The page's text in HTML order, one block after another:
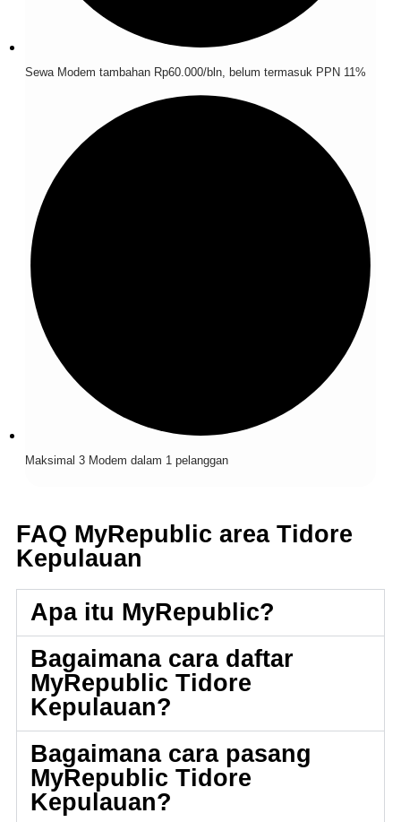
Sewa Modem tambahan Rp60.000/bln, belum termasuk PPN 11%
Maksimal 3 Modem dalam 1 pelanggan
FAQ MyRepublic area Tidore
Kepulauan
Apa itu MyRepublic?
Bagaimana cara daftar
MyRepublic Tidore
Kepulauan?
Bagaimana cara pasang
MyRepublic Tidore
Kepulauan?